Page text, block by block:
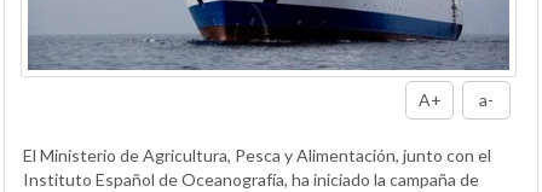
A+ a-
El Ministerio de Agricultura, Pesca y Alimentación, junto con el
Instituto Español de Oceanografía, ha iniciado la campaña de